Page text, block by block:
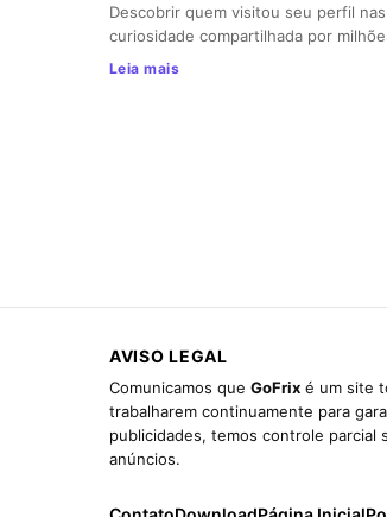
Descobrir quem visitou seu perfil
curiosidade compartilhada por
Leia mais
AVISO LEGAL
Comunicamos que GoFrix é um site
trabalharem continuamente para
publicidades, temos controle
anúncios.